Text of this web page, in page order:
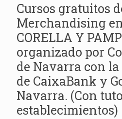
Cursos gratuitos
Merchandising
CORELLA Y
organizado por
de Navarra con
de CaixaBank y
Navarra. (Con
establecimientos)